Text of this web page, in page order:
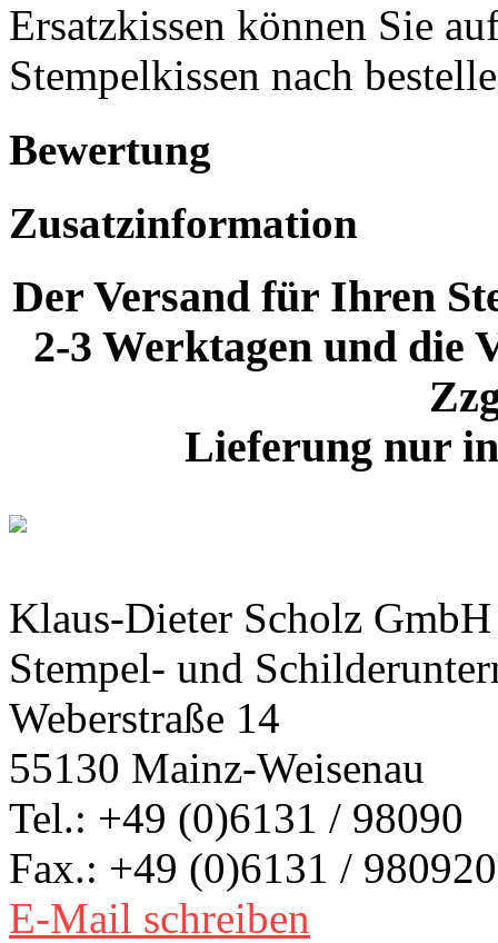
Ersatzkissen können Sie
Stempelkissen nach
Bewertung
Zusatzinformation
Der Versand für Ihren
2-3 Werktagen und die
Lieferung nur
Klaus-Dieter Scholz GmbH
Stempel- und
Weberstraße 14
55130 Mainz-Weisenau
Tel.: +49 (0)6131 / 98090
Fax.: +49 (0)6131 / 980920
E-Mail schreiben